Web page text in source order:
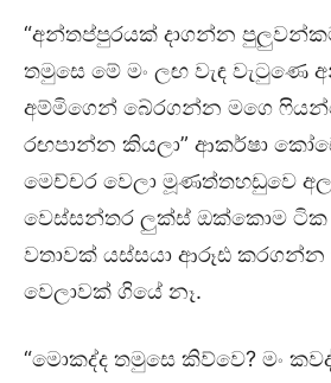
“අන්තප්පුරයක් දාගන්න
තමුසෙ මේ මං ලඟ වැඳ වැටුණෙ
අම්මිගෙන් බේරගන්න මගෙ
රඟපාන්න කියලා” ආකර්ෂා
මෙච්චර වෙලා මූණත්තහඩුවෙ
වෙස්සන්තර ලුක්ස් ඔක්කොම ටික
වතාවක් යස්සයා ආරූඪ
වෙලාවක් ගියේ නෑ.
“මොකද්ද තමුසෙ කිව්වෙ? මං